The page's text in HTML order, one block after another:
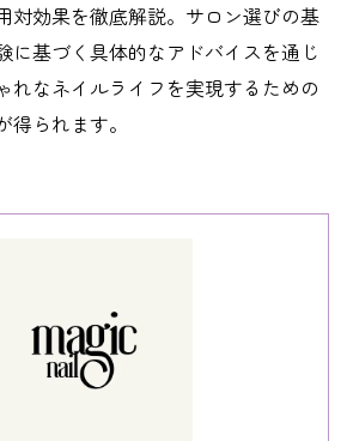
対効果を徹底解説。サロン選びの基
に基づく具体的なアドバイスを通じ
れなネイルライフを実現するための
られます。